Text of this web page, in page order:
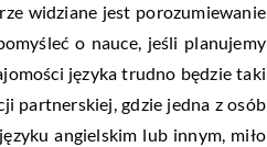
widziane jest porozumiewanie
o nauce, jeśli planujemy
języka trudno będzie taki
partnerskiej, gdzie jedna z osób
angielskim lub innym, miło